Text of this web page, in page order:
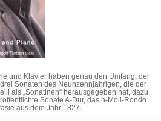
und Klavier haben genau den Umfang, der
Sonaten des Neunzehnjährigen, die der
als „Sonatinen“ herausgegeben hat, dazu
Sonate A-Dur, das h-Moll-Rondo
aus dem Jahr 1827.